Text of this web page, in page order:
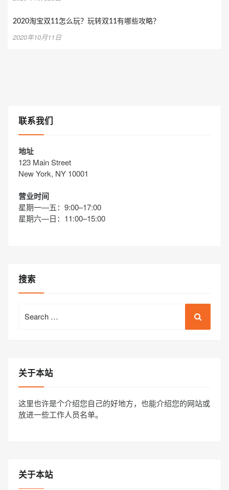
2020淘宝双11怎么玩？玩转双11有哪些攻略？
2020年10月11日
联系我们
地址
123 Main Street
New York, NY 10001
营业时间
星期一—五：9:00–17:00
星期六—日：11:00–15:00
搜索
for:
关于本站
这里也许是个介绍您自己的好地方，也能介绍您的网站或
放进一些工作人员名单。
关于本站